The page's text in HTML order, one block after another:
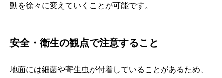
動を徐々に変えていくことが可能です。
安全・衛生の観点で注意すること
地面には細菌や寄生虫が付着していることがあるため、